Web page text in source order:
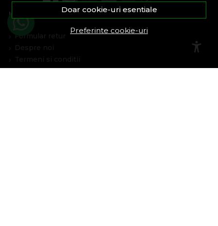
Doar cookie-uri esentiale
Preferinte cookie-uri
Informatii Utile
Formular retur
Despre noi
Termeni si conditii
Confidentialitate